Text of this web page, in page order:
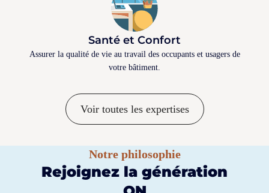
Santé et Confort
Assurer la qualité de vie au travail des occupants et usagers de
votre bâtiment.
Voir toutes les expertises
Notre philosophie
Rejoignez la génération